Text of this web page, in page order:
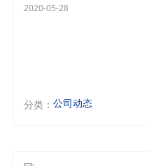
2020-05-28
分类： 公司动态